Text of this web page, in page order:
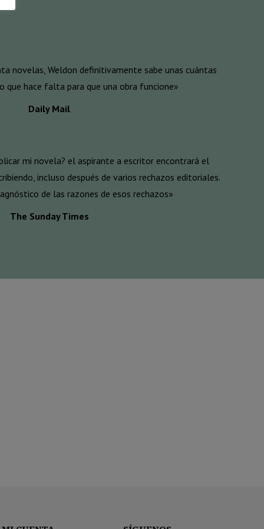
novelas, Weldon definitivamente sabe unas cuántas
que hace falta para que una obra funcione»
Daily Mail
mi novela? el aspirante a escritor encontrará el
incluso después de varios rechazos editoriales.
de las razones de esos rechazos»
The Sunday Times